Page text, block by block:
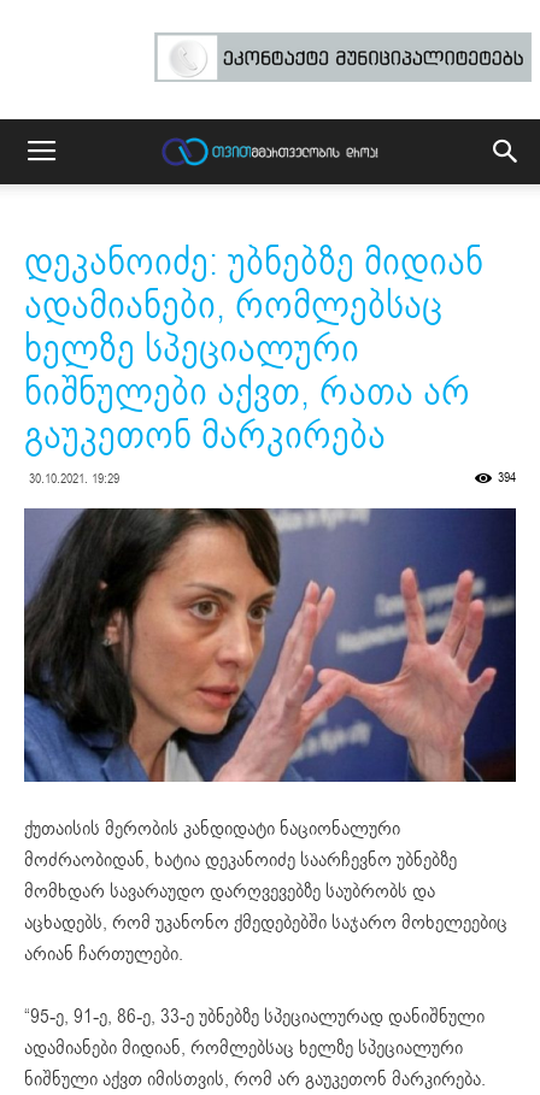
დეკანოიძე: უბნებზე მიდიან
ადამიანები, რომლებსაც
ხელზე სპეციალური
ნიშნულები აქვთ, რათა არ
გაუკეთონ მარკირება
30.10.2021. 19:29 394
ქუთაისის მერობის კანდიდატი ნაციონალური
მოძრაობიდან, ხატია დეკანოიძე საარჩევნო უბნებზე
მომხდარ სავარაუდო დარღვევებზე საუბრობს და
აცხადებს, რომ უკანონო ქმედებებში საჯარო მოხელეებიც
არიან ჩართულები.
“95-ე, 91-ე, 86-ე, 33-ე უბნებზე სპეციალურად დანიშნული
ადამიანები მიდიან, რომლებსაც ხელზე სპეციალური
ნიშნული აქვთ იმისთვის, რომ არ გაუკეთონ მარკირება.